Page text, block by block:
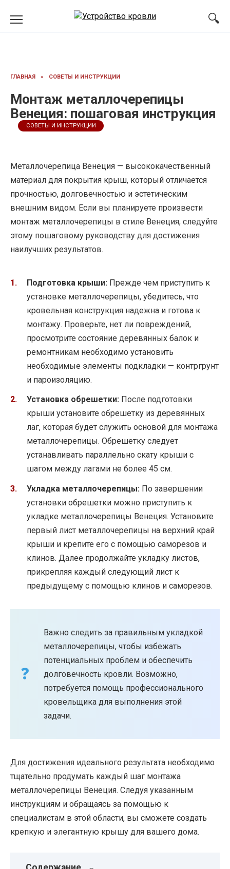
ГЛАВНАЯ » СОВЕТЫ И ИНСТРУКЦИИ
Монтаж металлочерепицы
Венеция: пошаговая инструкция
СОВЕТЫ И ИНСТРУКЦИИ
Металлочерепица Венеция — высококачественный
материал для покрытия крыш, который отличается
прочностью, долговечностью и эстетическим
внешним видом. Если вы планируете произвести
монтаж металлочерепицы в стиле Венеция, следуйте
этому пошаговому руководству для достижения
наилучших результатов.
Подготовка крыши: Прежде чем приступить к
установке металлочерепицы, убедитесь, что
кровельная конструкция надежна и готова к
монтажу. Проверьте, нет ли повреждений,
просмотрите состояние деревянных балок и
ремонтникам необходимо установить
необходимые элементы подкладки — контргрунт
и пароизоляцию.
Установка обрешетки: После подготовки
крыши установите обрешетку из деревянных
лаг, которая будет служить основой для монтажа
металлочерепицы. Обрешетку следует
устанавливать параллельно скату крыши с
шагом между лагами не более 45 см.
Укладка металлочерепицы: По завершении
установки обрешетки можно приступить к
укладке металлочерепицы Венеция. Установите
первый лист металлочерепицы на верхний край
крыши и крепите его с помощью саморезов и
клинов. Далее продолжайте укладку листов,
прикрепляя каждый следующий лист к
предыдущему с помощью клинов и саморезов.
Важно следить за правильным укладкой
металлочерепицы, чтобы избежать
потенциальных проблем и обеспечить
долговечность кровли. Возможно,
потребуется помощь профессионального
кровельщика для выполнения этой
задачи.
Для достижения идеального результата необходимо
тщательно продумать каждый шаг монтажа
металлочерепицы Венеция. Следуя указанным
инструкциям и обращаясь за помощью к
специалистам в этой области, вы сможете создать
крепкую и элегантную крышу для вашего дома.